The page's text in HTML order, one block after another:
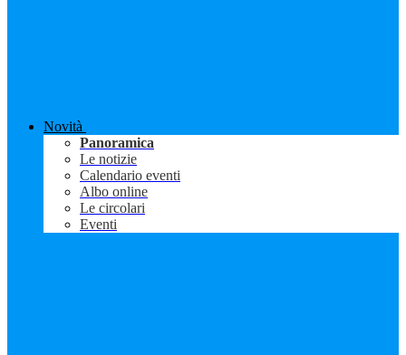
Novità
Panoramica
Le notizie
Calendario eventi
Albo online
Le circolari
Eventi